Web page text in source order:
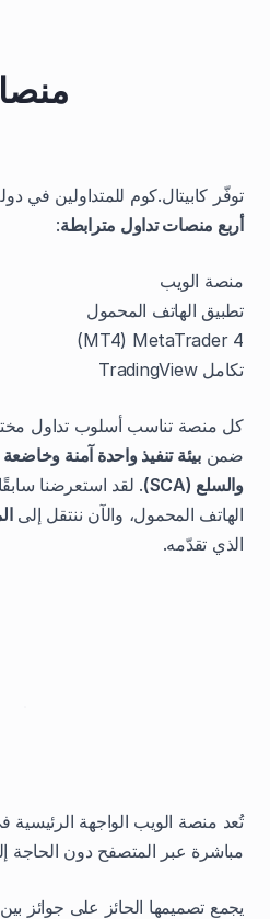
توفّر كابيتال.كوم للمتداولين في
أربع منصات تداول مترابطة:
منصة الويب
تطبيق الهاتف المحمول
MetaTrader 4 ‏(MT4)
تكامل TradingView
كل منصة تناسب أسلوب تداول
ضمنبيئة تنفيذ واحدة آمنة وخاضعة
والسلع (SCA)
الهاتف المحمول، والآن ننتقل إلى
الذي تقدّمه.
مباشرة عبر المتصفح دون الحاجة
يجمع تصميمها الحائز على جوائز بين